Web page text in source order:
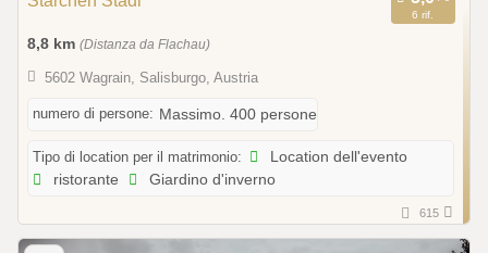
6 rif.
8,8 km (Distanza da Flachau)
5602 Wagrain, Salisburgo, Austria
numero di persone: Massimo. 400 persone
Tipo di location per il matrimonio:
Location dell'evento
ristorante
Giardino d'inverno
615